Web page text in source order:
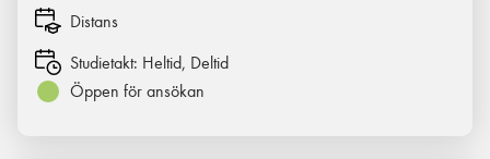
Distans
Studietakt: Heltid, Deltid
Öppen för ansökan